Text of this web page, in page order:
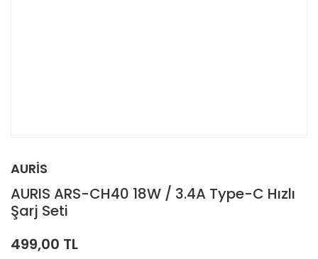
AURİS
AURIS ARS-CH40 18W / 3.4A Type-C Hızlı
Şarj Seti
499,00 TL